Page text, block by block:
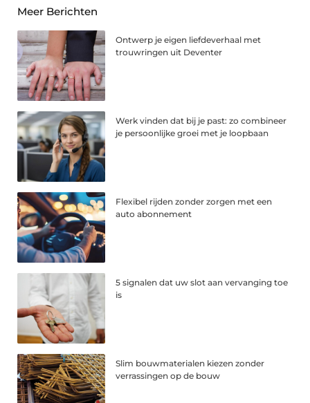
Meer Berichten
Ontwerp je eigen liefdeverhaal met
trouwringen uit Deventer
Werk vinden dat bij je past: zo combineer
je persoonlijke groei met je loopbaan
Flexibel rijden zonder zorgen met een
auto abonnement
5 signalen dat uw slot aan vervanging toe
is
Slim bouwmaterialen kiezen zonder
verrassingen op de bouw